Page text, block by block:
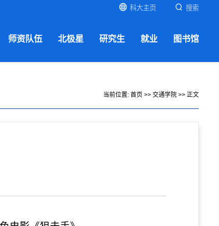
科大主页 搜索
师资队伍 北极星 研究生 就业 图书馆
当前位置: 首页 >> 交通学院>> 正文